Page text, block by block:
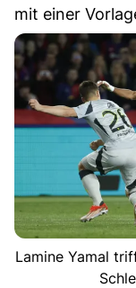
mit einer
Lamine Yamal